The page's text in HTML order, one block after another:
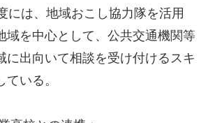
には、地域おこし協力隊を活用
域を中心として、公共交通機関等
に出向いて相談を受け付けるスキ
いる。